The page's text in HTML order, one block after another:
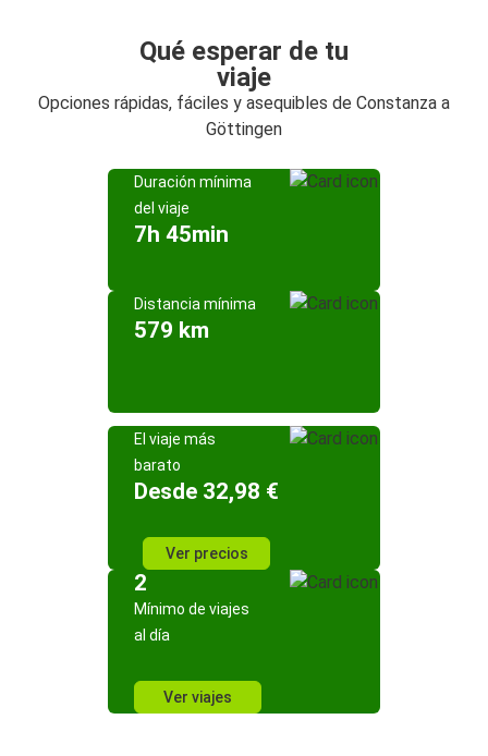
Qué esperar de tu
viaje
Opciones rápidas, fáciles y asequibles de Constanza a
Göttingen
Duración mínima
del viaje
7h 45min
Distancia mínima
579 km
El viaje más
barato
Desde 32,98 €
Ver precios
2
Mínimo de viajes
al día
Ver viajes